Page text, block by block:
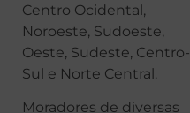
Centro Ocidental,
Noroeste, Sudoeste,
Oeste, Sudeste, Centro-
Sul e Norte Central.
Moradores de diversas